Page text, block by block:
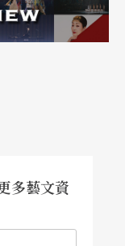
斬官雖問出蹊
小搏大，雖然
榷了。
多藝文資